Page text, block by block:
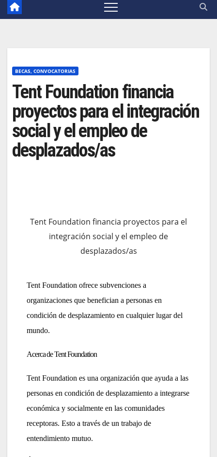
BECAS, CONVOCATORIAS
Tent Foundation financia
proyectos para el integración
social y el empleo de
desplazados/as
Tent Foundation financia proyectos para el
integración social y el empleo de
desplazados/as
Tent Foundation ofrece subvenciones a
organizaciones que benefician a personas en
condición de desplazamiento en cualquier lugar del
mundo.
Acerca de Tent Foundation
Tent Foundation es una organización que ayuda a las
personas en condición de desplazamiento a integrarse
económica y socialmente en las comunidades
receptoras. Esto a través de un trabajo de
entendimiento mutuo.